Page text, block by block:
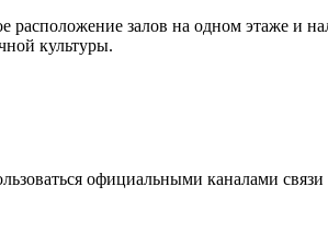
залов на одном этаже и
культуры.
официальными каналами связи